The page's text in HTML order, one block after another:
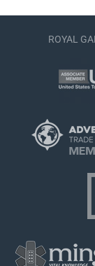
ROYAL